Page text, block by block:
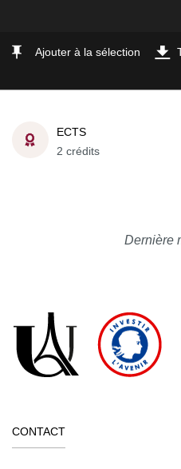
Ajouter à la sélection
ECTS
2 crédits
Dernière
CONTACT